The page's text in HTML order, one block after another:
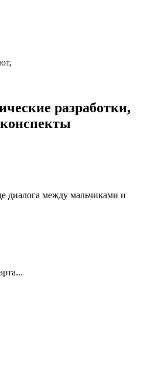
разработки,
диалога между мальчиками и